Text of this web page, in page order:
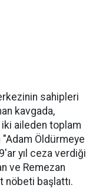
sahipleri
kavgada,
iki aileden toplam
"Adam Öldürmeye
yıl ceza verdiği
ve Remezan
nöbeti başlattı.